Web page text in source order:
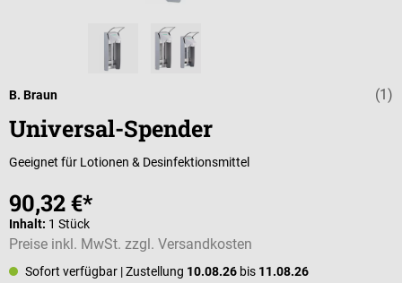
(1)
B. Braun
Universal-Spender
Geeignet für Lotionen & Desinfektionsmittel
90,32 €*
Inhalt: 1 Stück
Preise inkl. MwSt. zzgl. Versandkosten
Sofort verfügbar | Zustellung 10.08.26 bis 11.08.26